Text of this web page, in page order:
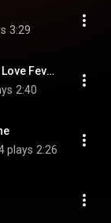
3:29
ラブ・フィーバー"恋愛病患者"Part-3 - Love Fever Renai Kanja Part-3
2:40
plays 2:26